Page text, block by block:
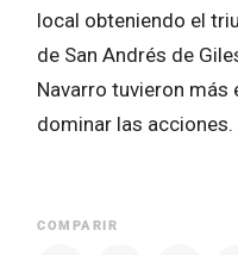
local obteniendo el
de San Andrés de
Navarro tuvieron
dominar las acciones.
COMPARIR